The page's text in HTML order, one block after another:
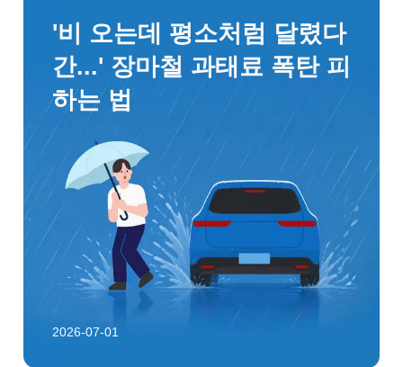
'비 오는데 평소처럼 달렸다
간...' 장마철 과태료 폭탄 피
하는 법
2026-07-01